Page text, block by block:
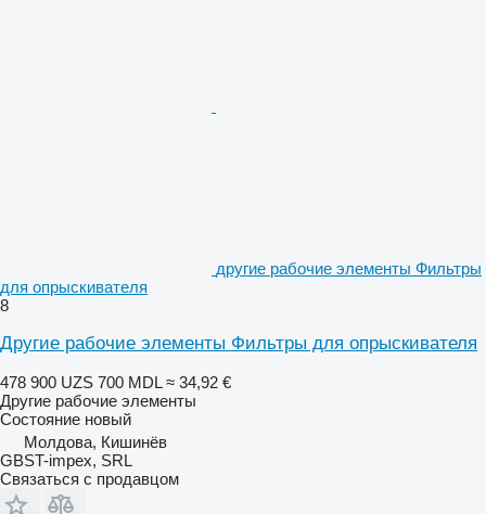
другие рабочие элементы Фильтры
для опрыскивателя
8
Другие рабочие элементы Фильтры для опрыскивателя
478 900 UZS 700 MDL ≈ 34,92 €
Другие рабочие элементы
Состояние новый
Молдова, Кишинёв
GBST-impex, SRL
Связаться с продавцом